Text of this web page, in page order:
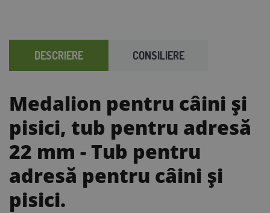
DESCRIERE CONSILIERE
Medalion pentru câini și
pisici, tub pentru adresă
22 mm - Tub pentru
adresă pentru câini și
pisici.